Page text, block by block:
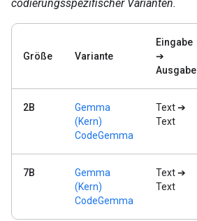
codierungsspezifischer Varianten.
Größe Variante
Eingabe
➔
Ausgabe
2B
Gemma
(Kern)
CodeGemma
Text ➔
Text
7B
Gemma
(Kern)
CodeGemma
Text ➔
Text